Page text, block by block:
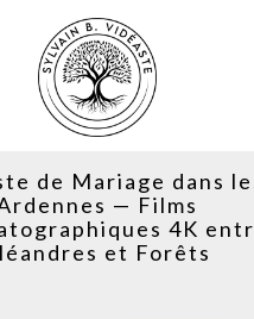
de Mariage dans
— Films
4K
et Forêts